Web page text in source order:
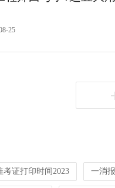
25
考证打印时间2023 一消